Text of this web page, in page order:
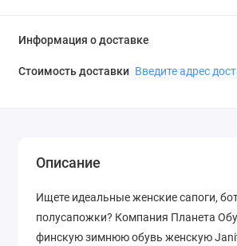
Информация о доставке
Стоимость доставки Введите адрес
Описание
Ищете идеальные женские сапоги,
полусапожки? Компания Планета
финскую зимнюю обувь женскую